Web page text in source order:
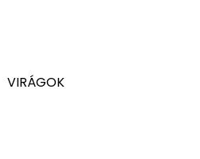
VIRÁGOK